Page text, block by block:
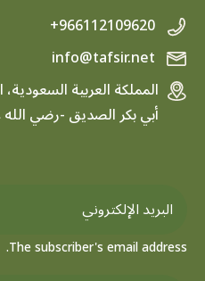
+966112109620
المملكة العربية
أبي بكر الصديق -رضي
The subscriber's email address.